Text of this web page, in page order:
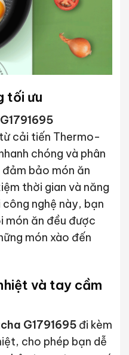
tối ưu
cải tiến Thermo-
chóng và phân
bảo món ăn
thời gian và năng
công nghệ này, bạn
món ăn đều được
món xào đến
và tay cầm
G1791695đi kèm
cho phép bạn dễ